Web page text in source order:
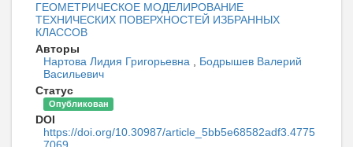
ГЕОМЕТРИЧЕСКОЕ МОДЕЛИРОВАНИЕ
ТЕХНИЧЕСКИХ ПОВЕРХНОСТЕЙ ИЗБРАННЫХ
КЛАССОВ
Авторы
Нартова Лидия Григорьевна
Бодрышев Валерий
Васильевич
Статус
Опубликован
DOI
https://doi.org/10.30987/article_5bb5e68582adf3.4775